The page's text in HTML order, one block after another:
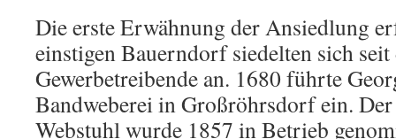
Die erste Erwähnung der Ansiedlung
einstigen Bauerndorf siedelten sich
Gewerbetreibende an. 1680 führte
Bandweberei in Großröhrsdorf ein. Der
Webstuhl wurde 1857 in Betrieb